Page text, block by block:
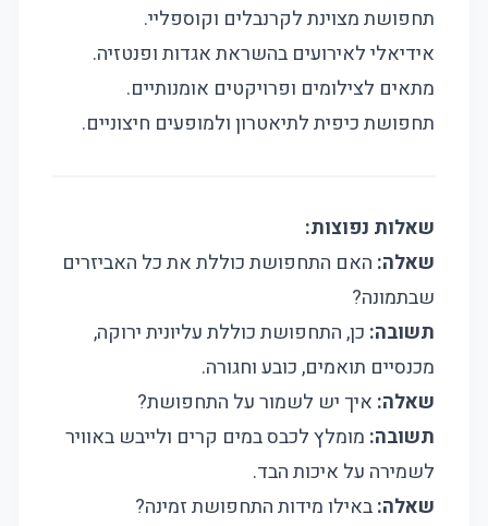
תחפושת מצוינת לקרנבלים וקוספליי.
אידיאלי לאירועים בהשראת אגדות ופנטזיה.
מתאים לצילומים ופרויקטים אומנותיים.
תחפושת כיפית לתיאטרון ולמופעים חיצוניים.
שאלות נפוצות:
שאלה: האם התחפושת כוללת את כל האביזרים
שבתמונה?
תשובה: כן, התחפושת כוללת עליונית ירוקה,
מכנסיים תואמים, כובע וחגורה.
שאלה: איך יש לשמור על התחפושת?
תשובה: מומלץ לכבס במים קרים ולייבש באוויר
לשמירה על איכות הבד.
שאלה:באילו מידות התחפושת זמינה?